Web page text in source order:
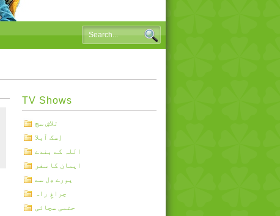
TV Shows
تلاشِ سچ
اِسک آبلا
اللہ کے بندے
ایمان کا سفر
پورے دِل سے
چراغِ راہ
حتمی سچائی